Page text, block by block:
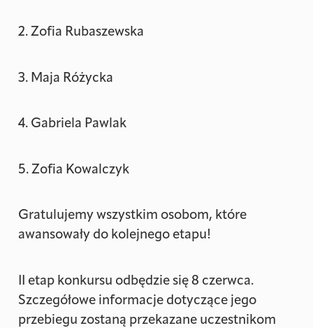
2. Zofia Rubaszewska
3. Maja Różycka
4. Gabriela Pawlak
5. Zofia Kowalczyk
Gratulujemy wszystkim osobom, które
awansowały do kolejnego etapu!
II etap konkursu odbędzie się 8 czerwca.
Szczegółowe informacje dotyczące jego
przebiegu zostaną przekazane uczestnikom